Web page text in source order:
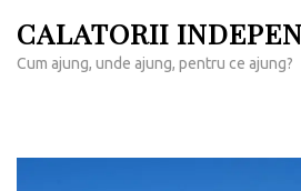
conținut
CALATORII
Cum ajung, unde ajung, pentru ce ajung?